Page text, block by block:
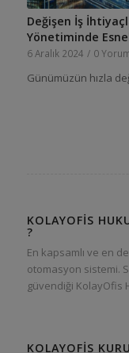
Değişen İş
Yönetiminde
6 Aralık 2024 / 0
Günümüzün hızla
KOLAYOFIS
?
En kapsamlı ve en
otomasyon sistemi.
güvendiği KolayOfis
KOLAYOFIS